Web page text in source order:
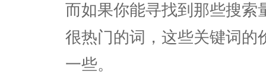
而如果你能寻找到那些搜索
很热门的词，这些关键词的
一些。